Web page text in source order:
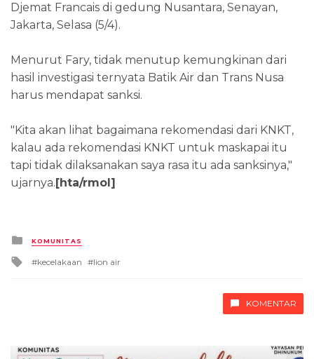
Djemat Francais di gedung Nusantara, Senayan,
Jakarta, Selasa (5/4).
Menurut Fary, tidak menutup kemungkinan dari
hasil investigasi ternyata Batik Air dan Trans Nusa
harus mendapat sanksi.
"Kita akan lihat bagaimana rekomendasi dari KNKT,
kalau ada rekomendasi KNKT untuk maskapai itu
tapi tidak dilaksanakan saya rasa itu ada sanksinya,"
ujarnya. [hta/rmol]
Posted
in
KOMUNITAS
Tagged
kecelakaan lion air
KOMENTAR